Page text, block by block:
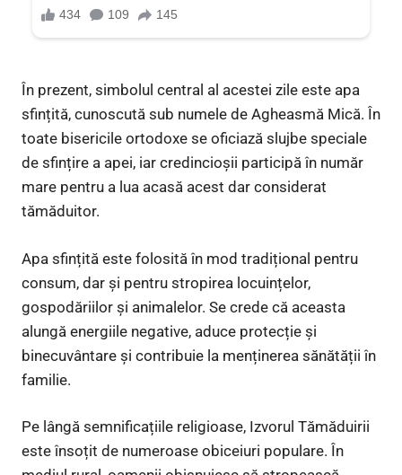
În prezent, simbolul central al acestei zile este apa
sfințită, cunoscută sub numele de Agheasmă Mică. În
toate bisericile ortodoxe se oficiază slujbe speciale
de sfințire a apei, iar credincioșii participă în număr
mare pentru a lua acasă acest dar considerat
tămăduitor.
Apa sfințită este folosită în mod tradițional pentru
consum, dar și pentru stropirea locuințelor,
gospodăriilor și animalelor. Se crede că aceasta
alungă energiile negative, aduce protecție și
binecuvântare și contribuie la menținerea sănătății în
familie.
Pe lângă semnificațiile religioase, Izvorul Tămăduirii
este însoțit de numeroase obiceiuri populare. În